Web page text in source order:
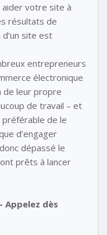
votre site à
résultats de
site est
entrepreneurs
électronique
de leur propre
de travail – et
préférable de le
d’engager
dépassé le
prêts à lancer
dès